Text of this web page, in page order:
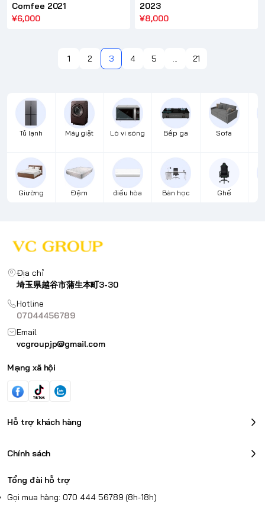
Comfee 2021
¥6,000
2023
¥8,000
1 2 3 4 5 ... 21
Tủ lạnh Máy giặt Lò vi sóng Bếp ga Sofa
Giường Đệm điều hòa Bàn học Ghế
Địa chỉ
埼玉県越谷市蒲生本町3-30
Hotline
07044456789
Email
vcgroupjp@gmail.com
Mạng xã hội
Hỗ trợ khách hàng
Chính sách
Tổng đài hỗ trợ
Gọi mua hàng: 070 444 56789 (8h-18h)